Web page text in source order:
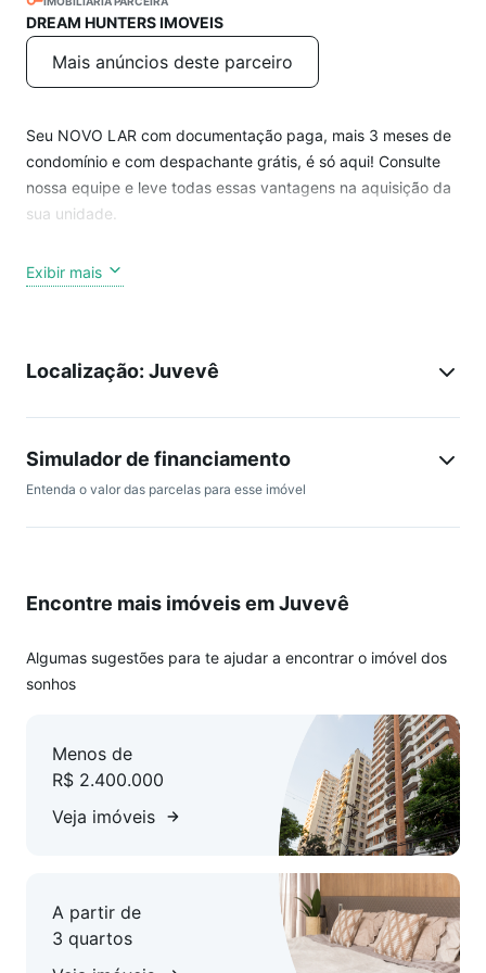
DREAM HUNTERS IMOVEIS
Mais anúncios deste parceiro
Seu NOVO LAR com documentação paga, mais 3 meses de
condomínio e com despachante grátis, é só aqui! Consulte
nossa equipe e leve todas essas vantagens na aquisição da
sua unidade.
Em uma localização nobre do bairro Juvevê, ficará
localizado o Vincennes, empreendimento de alto padrão com
belos da arquitetura, trazendo elementos clássicos em sua
experiência única para seus futuros moradores.
- Churrasqueira
- Portas pintadas em branco
EMPREENDIMENTO OFERECE
- Brinquedoteca
- Elevador
- Guarita de segurança
- Hall de entrada decorado e mobiliado
- Arquitetura neoclássica
- Hall de entrada
- Guarita externa
Exibir mais
Localização: Juvevê
Simulador de financiamento
Entenda o valor das parcelas para esse imóvel
Encontre mais imóveis em Juvevê
Algumas sugestões para te ajudar a encontrar o imóvel dos
sonhos
Menos de
R$ 2.400.000
Veja imóveis
A partir de
3 quartos